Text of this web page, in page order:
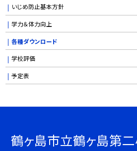
いじめ防止基本方針
学力＆体力向上
各種ダウンロード
学校評価
予定表
鶴ヶ島市立鶴ヶ島第